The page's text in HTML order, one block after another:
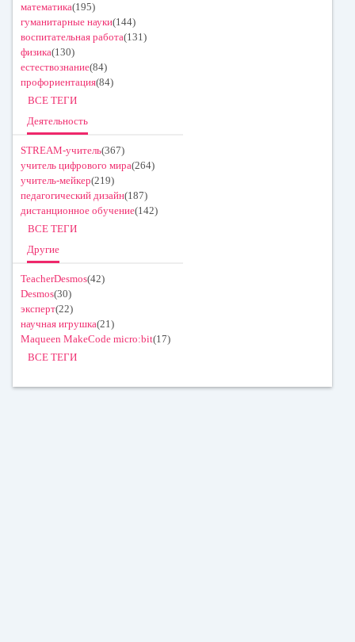
математика(195)
гуманитарные науки(144)
воспитательная работа(131)
физика(130)
естествознание(84)
профориентация(84)
ВСЕ ТЕГИ
Деятельность
STREAM-учитель(367)
учитель цифрового мира(264)
учитель-мейкер(219)
педагогический дизайн(187)
дистанционное обучение(142)
ВСЕ ТЕГИ
Другие
TeacherDesmos(42)
Desmos(30)
эксперт(22)
научная игрушка(21)
Maqueen MakeCode micro:bit(17)
ВСЕ ТЕГИ